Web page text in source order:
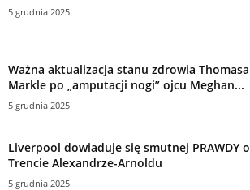
5 grudnia 2025
Ważna aktualizacja stanu zdrowia Thomasa
Markle po „amputacji nogi” ojcu Meghan...
5 grudnia 2025
Liverpool dowiaduje się smutnej PRAWDY o
Trencie Alexandrze-Arnoldu
5 grudnia 2025